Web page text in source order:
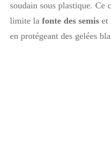
soudain sous plastique.
limite la fonte des semis et
en protégeant des gelées